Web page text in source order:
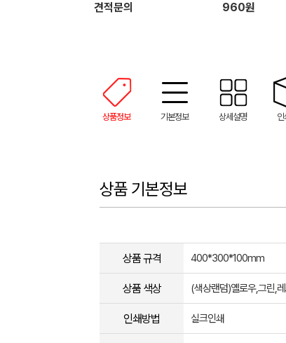
견적문의 960원
상품정보 기본정보 상세설명 인
상품 기본정보
상품 규격 400*300*100mm
상품 색상 (색상랜덤)옐로우,그린,
인쇄방법 실크인쇄